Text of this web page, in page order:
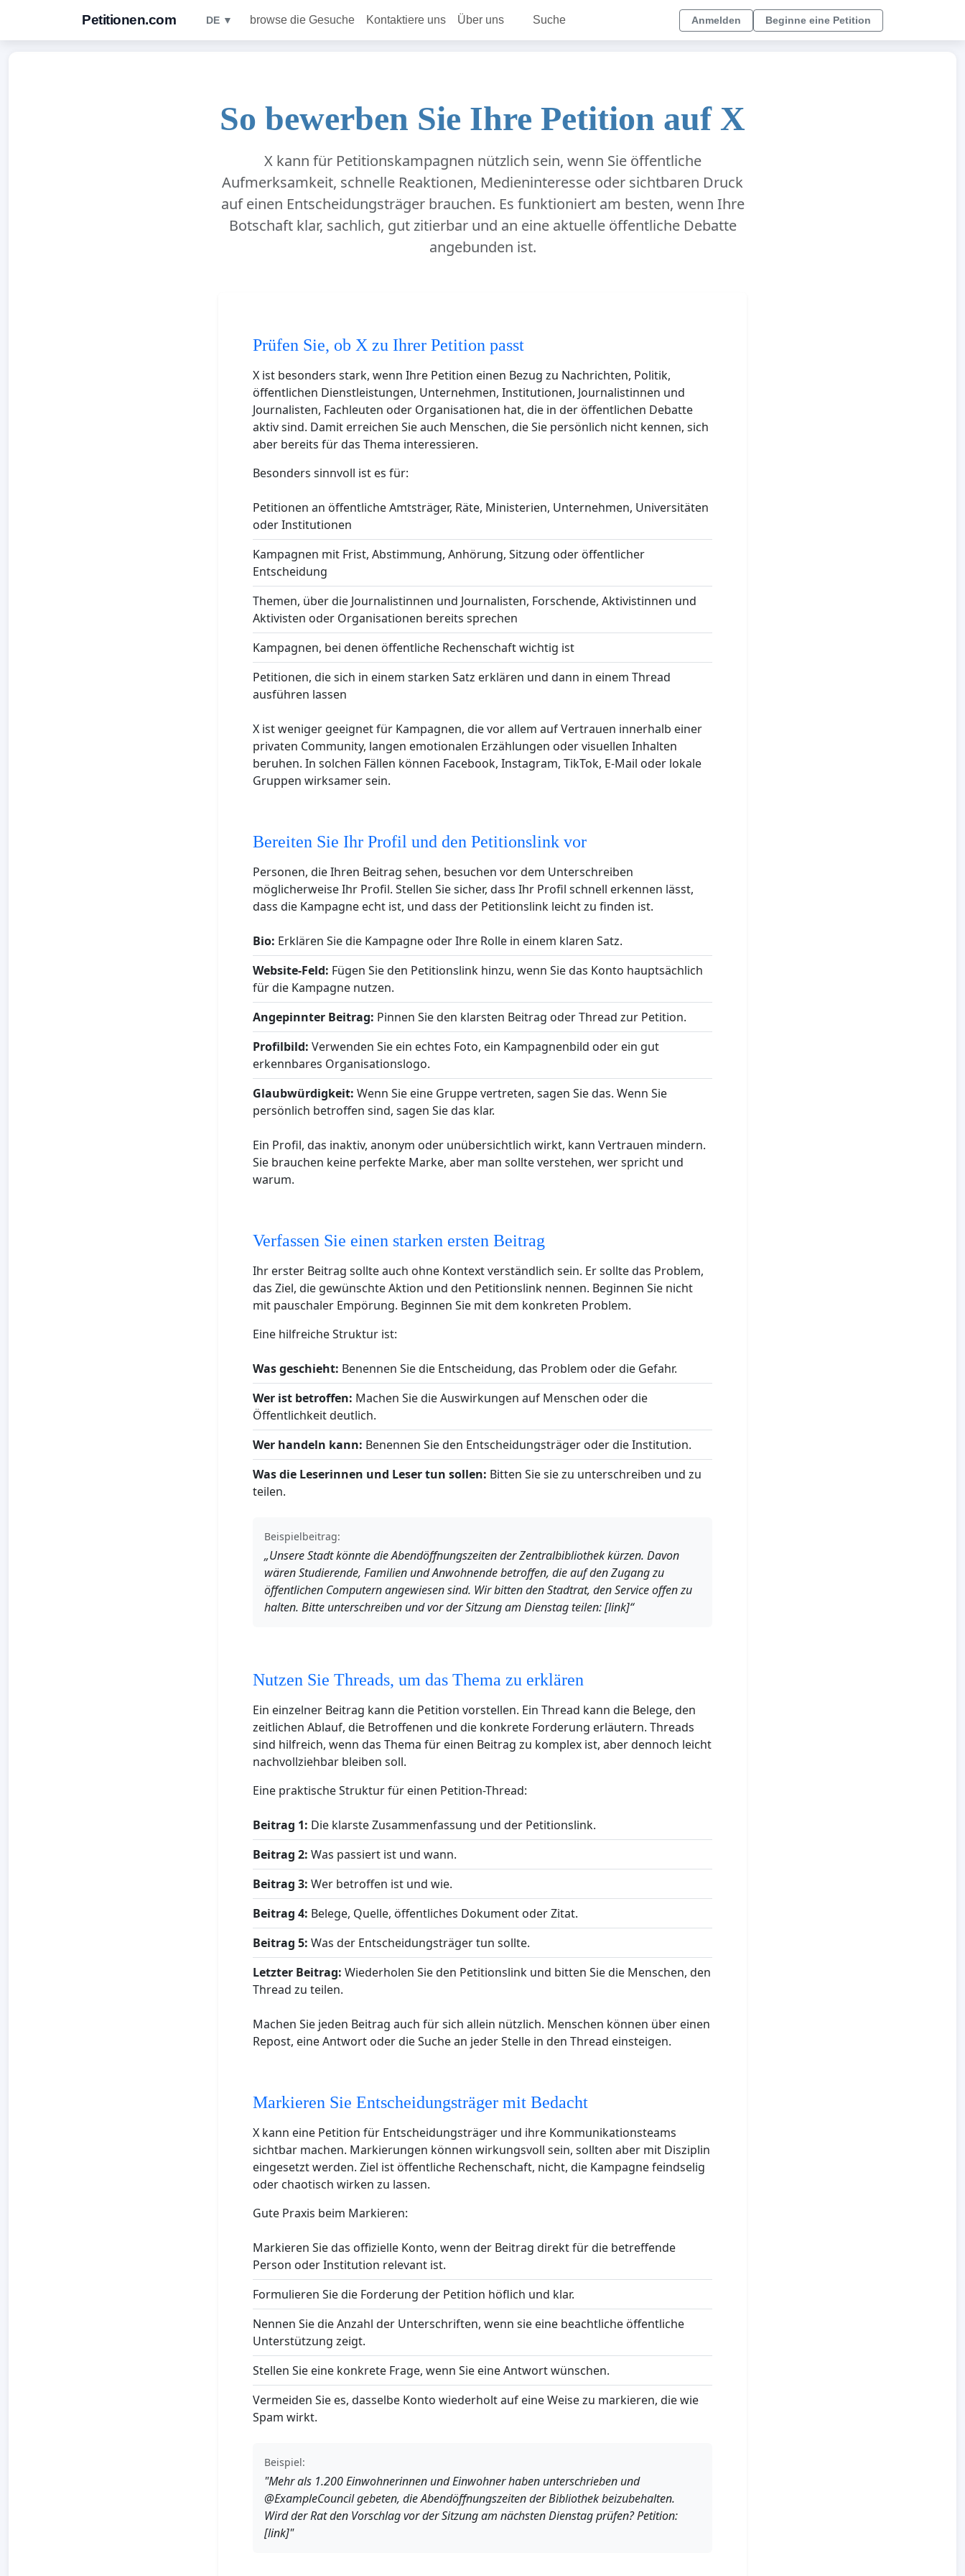
Petitionen.com DE ▼ browse die Gesuche Kontaktiere uns Über uns Suche Anmelden Beginne eine Petition
So bewerben Sie Ihre Petition auf X
X kann für Petitionskampagnen nützlich sein, wenn Sie öffentliche
Aufmerksamkeit, schnelle Reaktionen, Medieninteresse oder sichtbaren Druck
auf einen Entscheidungsträger brauchen. Es funktioniert am besten, wenn Ihre
Botschaft klar, sachlich, gut zitierbar und an eine aktuelle öffentliche Debatte
angebunden ist.
Prüfen Sie, ob X zu Ihrer Petition passt
X ist besonders stark, wenn Ihre Petition einen Bezug zu Nachrichten, Politik,
öffentlichen Dienstleistungen, Unternehmen, Institutionen, Journalistinnen und
Journalisten, Fachleuten oder Organisationen hat, die in der öffentlichen Debatte
aktiv sind. Damit erreichen Sie auch Menschen, die Sie persönlich nicht kennen, sich
aber bereits für das Thema interessieren.
Besonders sinnvoll ist es für:
Petitionen an öffentliche Amtsträger, Räte, Ministerien, Unternehmen, Universitäten
oder Institutionen
Kampagnen mit Frist, Abstimmung, Anhörung, Sitzung oder öffentlicher
Entscheidung
Themen, über die Journalistinnen und Journalisten, Forschende, Aktivistinnen und
Aktivisten oder Organisationen bereits sprechen
Kampagnen, bei denen öffentliche Rechenschaft wichtig ist
Petitionen, die sich in einem starken Satz erklären und dann in einem Thread
ausführen lassen
X ist weniger geeignet für Kampagnen, die vor allem auf Vertrauen innerhalb einer
privaten Community, langen emotionalen Erzählungen oder visuellen Inhalten
beruhen. In solchen Fällen können Facebook, Instagram, TikTok, E-Mail oder lokale
Gruppen wirksamer sein.
Bereiten Sie Ihr Profil und den Petitionslink vor
Personen, die Ihren Beitrag sehen, besuchen vor dem Unterschreiben
möglicherweise Ihr Profil. Stellen Sie sicher, dass Ihr Profil schnell erkennen lässt,
dass die Kampagne echt ist, und dass der Petitionslink leicht zu finden ist.
Bio: Erklären Sie die Kampagne oder Ihre Rolle in einem klaren Satz.
Website-Feld: Fügen Sie den Petitionslink hinzu, wenn Sie das Konto hauptsächlich
für die Kampagne nutzen.
Angepinnter Beitrag: Pinnen Sie den klarsten Beitrag oder Thread zur Petition.
Profilbild: Verwenden Sie ein echtes Foto, ein Kampagnenbild oder ein gut
erkennbares Organisationslogo.
Glaubwürdigkeit: Wenn Sie eine Gruppe vertreten, sagen Sie das. Wenn Sie
persönlich betroffen sind, sagen Sie das klar.
Ein Profil, das inaktiv, anonym oder unübersichtlich wirkt, kann Vertrauen mindern.
Sie brauchen keine perfekte Marke, aber man sollte verstehen, wer spricht und
warum.
Verfassen Sie einen starken ersten Beitrag
Ihr erster Beitrag sollte auch ohne Kontext verständlich sein. Er sollte das Problem,
das Ziel, die gewünschte Aktion und den Petitionslink nennen. Beginnen Sie nicht
mit pauschaler Empörung. Beginnen Sie mit dem konkreten Problem.
Eine hilfreiche Struktur ist:
Was geschieht: Benennen Sie die Entscheidung, das Problem oder die Gefahr.
Wer ist betroffen: Machen Sie die Auswirkungen auf Menschen oder die
Öffentlichkeit deutlich.
Wer handeln kann: Benennen Sie den Entscheidungsträger oder die Institution.
Was die Leserinnen und Leser tun sollen: Bitten Sie sie zu unterschreiben und zu
teilen.
Beispielbeitrag:
„Unsere Stadt könnte die Abendöffnungszeiten der Zentralbibliothek kürzen. Davon
wären Studierende, Familien und Anwohnende betroffen, die auf den Zugang zu
öffentlichen Computern angewiesen sind. Wir bitten den Stadtrat, den Service offen zu
halten. Bitte unterschreiben und vor der Sitzung am Dienstag teilen: [link]“
Nutzen Sie Threads, um das Thema zu erklären
Ein einzelner Beitrag kann die Petition vorstellen. Ein Thread kann die Belege, den
zeitlichen Ablauf, die Betroffenen und die konkrete Forderung erläutern. Threads
sind hilfreich, wenn das Thema für einen Beitrag zu komplex ist, aber dennoch leicht
nachvollziehbar bleiben soll.
Eine praktische Struktur für einen Petition-Thread:
Beitrag 1: Die klarste Zusammenfassung und der Petitionslink.
Beitrag 2: Was passiert ist und wann.
Beitrag 3: Wer betroffen ist und wie.
Beitrag 4: Belege, Quelle, öffentliches Dokument oder Zitat.
Beitrag 5: Was der Entscheidungsträger tun sollte.
Letzter Beitrag: Wiederholen Sie den Petitionslink und bitten Sie die Menschen, den
Thread zu teilen.
Machen Sie jeden Beitrag auch für sich allein nützlich. Menschen können über einen
Repost, eine Antwort oder die Suche an jeder Stelle in den Thread einsteigen.
Markieren Sie Entscheidungsträger mit Bedacht
X kann eine Petition für Entscheidungsträger und ihre Kommunikationsteams
sichtbar machen. Markierungen können wirkungsvoll sein, sollten aber mit Disziplin
eingesetzt werden. Ziel ist öffentliche Rechenschaft, nicht, die Kampagne feindselig
oder chaotisch wirken zu lassen.
Gute Praxis beim Markieren:
Markieren Sie das offizielle Konto, wenn der Beitrag direkt für die betreffende
Person oder Institution relevant ist.
Formulieren Sie die Forderung der Petition höflich und klar.
Nennen Sie die Anzahl der Unterschriften, wenn sie eine beachtliche öffentliche
Unterstützung zeigt.
Stellen Sie eine konkrete Frage, wenn Sie eine Antwort wünschen.
Vermeiden Sie es, dasselbe Konto wiederholt auf eine Weise zu markieren, die wie
Spam wirkt.
Beispiel:
"Mehr als 1.200 Einwohnerinnen und Einwohner haben unterschrieben und
@ExampleCouncil gebeten, die Abendöffnungszeiten der Bibliothek beizubehalten.
Wird der Rat den Vorschlag vor der Sitzung am nächsten Dienstag prüfen? Petition:
[link]"